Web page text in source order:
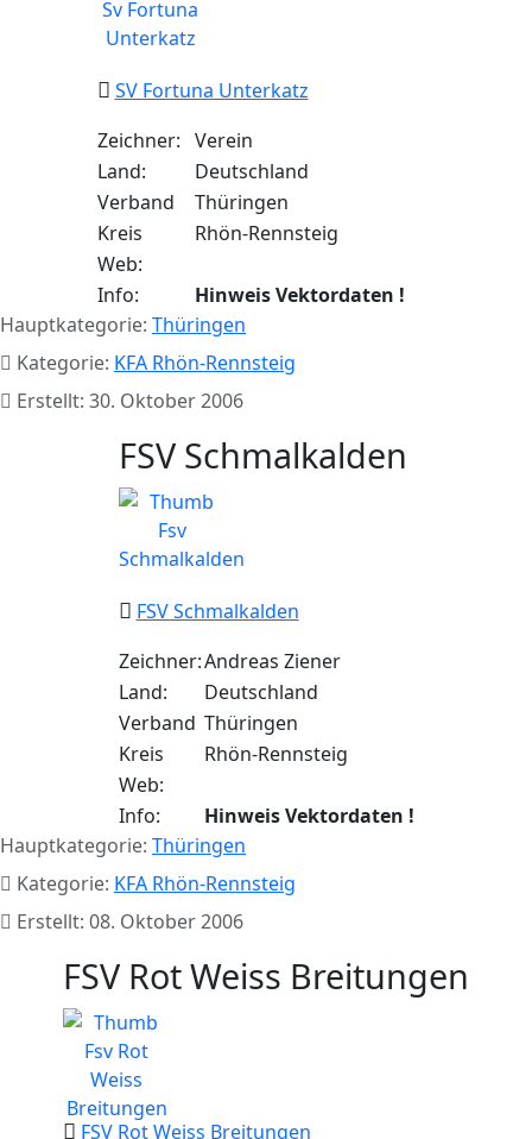
SV Fortuna Unterkatz
Zeichner: Verein
Land:
Deutschland
Verband
Thüringen
Kreis
Rhön-Rennsteig
Web:
Info:
Hinweis Vektordaten !
Hauptkategorie: Thüringen
Kategorie: KFA Rhön-Rennsteig
Erstellt: 30. Oktober 2006
FSV Schmalkalden
FSV Schmalkalden
Zeichner:Andreas Ziener
Land:
Deutschland
Verband Thüringen
Kreis
Rhön-Rennsteig
Web:
Info:
Hinweis Vektordaten !
Hauptkategorie: Thüringen
Kategorie: KFA Rhön-Rennsteig
Erstellt: 08. Oktober 2006
FSV Rot Weiss Breitungen
FSV Rot Weiss Breitungen